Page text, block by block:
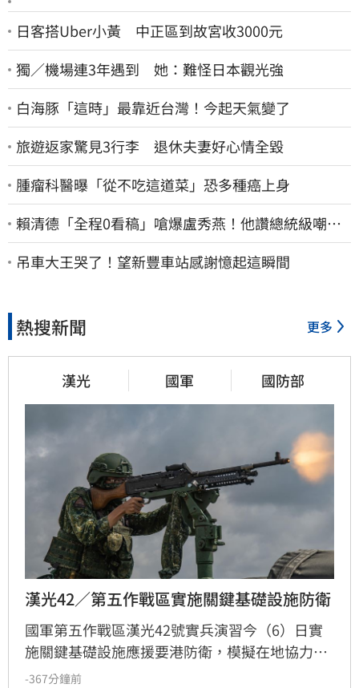
日客搭Uber小黃 中正區到故宮收3000元
獨／機場連3年遇到 她：難怪日本觀光強
白海豚「這時」最靠近台灣！今起天氣變了
旅遊返家驚見3行李 退休夫妻好心情全毀
腫瘤科醫曝「從不吃這道菜」恐多種癌上身
賴清德「全程0看稿」嗆爆盧秀燕！他讚總統級嘲
諷：把8年總帳一次掀翻
吊車大王哭了！望新豐車站感謝憶起這瞬間
熱搜新聞 更多
漢光 國軍 國防部
漢光42／第五作戰區實施關鍵基礎設施防衛
國軍第五作戰區漢光42號實兵演習今（6）日實
施關鍵基礎設施應援要港防衛，模擬在地協力者
襲擾港區重要設施，由港務警察先期應處，並依
-367分鐘前